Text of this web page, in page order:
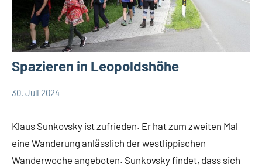
Spazieren in Leopoldshöhe
Themen
30. Juli 2024
Klaus Sunkovsky ist zufrieden. Er hat zum zweiten Mal
eine Wanderung anlässlich der westlippischen
Wanderwoche angeboten. Sunkovsky findet, dass sich